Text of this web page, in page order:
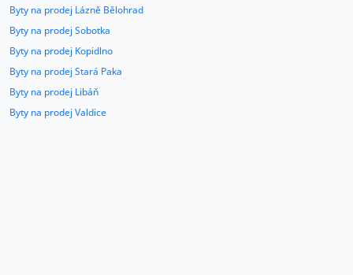
O nás
Kariéra
Kontakt
Byty na prodej Lázně Bělohrad
Byty na prodej Sobotka
Byty na prodej Kopidlno
Byty na prodej Stará Paka
Byty na prodej Libáň
Byty na prodej Valdice